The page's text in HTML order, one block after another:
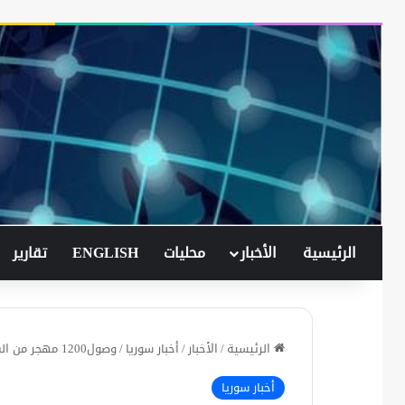
الرئيسية الأخبار محليات ENGLISH تقارير
الرئيسية/الأخبار/أخبار سوريا/وصول1200 مهجر من القلمون الشرقي إلى مخيم ساعد شمالي إدلب
أخبار سوريا